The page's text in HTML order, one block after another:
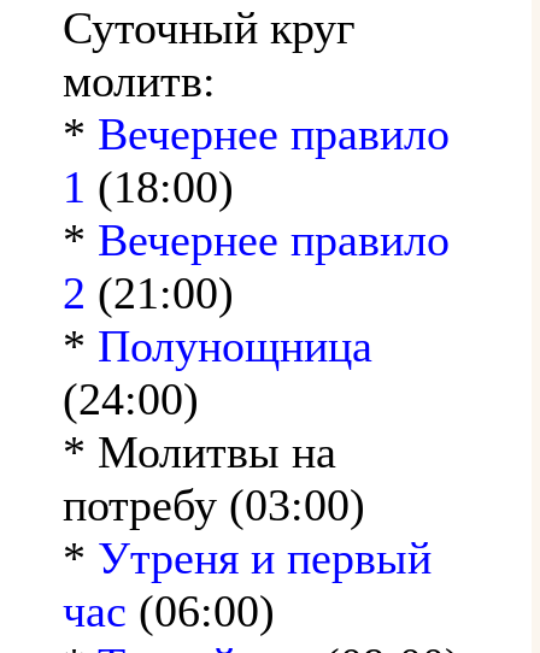
Суточный круг
молитв:
* Вечернее правило
1 (18:00)
* Вечернее правило
2 (21:00)
* Полунощница
(24:00)
* Молитвы на
потребу (03:00)
* Утреня и первый
час (06:00)